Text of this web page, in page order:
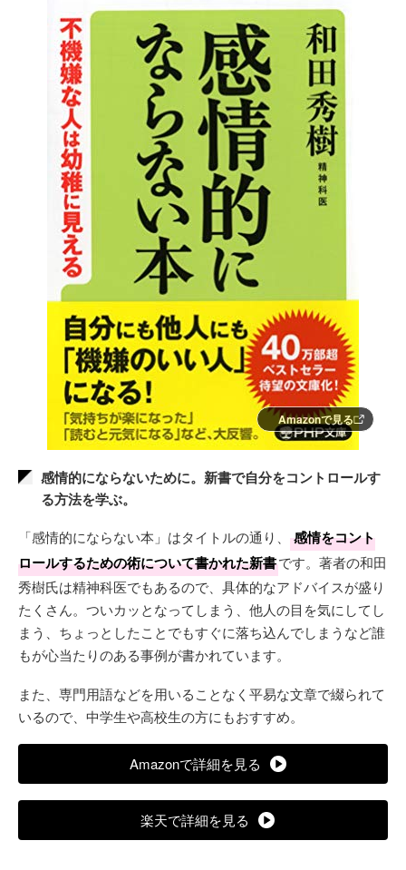
Amazonで見る
感情的にならないために。新書で自分をコントロールす
る方法を学ぶ。
「感情的にならない本」はタイトルの通り、
感情をコント
ロールするための術について書かれた新書です。著者の和田
秀樹氏は精神科医でもあるので、具体的なアドバイスが盛り
たくさん。ついカッとなってしまう、他人の目を気にしてし
まう、ちょっとしたことでもすぐに落ち込んでしまうなど誰
もが心当たりのある事例が書かれています。
また、専門用語などを用いることなく平易な文章で綴られて
いるので、中学生や高校生の方にもおすすめ。
Amazonで詳細を見る
楽天で詳細を見る